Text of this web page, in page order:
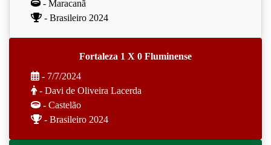
- Maracanã
- Brasileiro 2024
Fortaleza 1 X 0 Fluminense
- 7/7/2024
- Davi de Oliveira Lacerda
- Castelão
- Brasileiro 2024